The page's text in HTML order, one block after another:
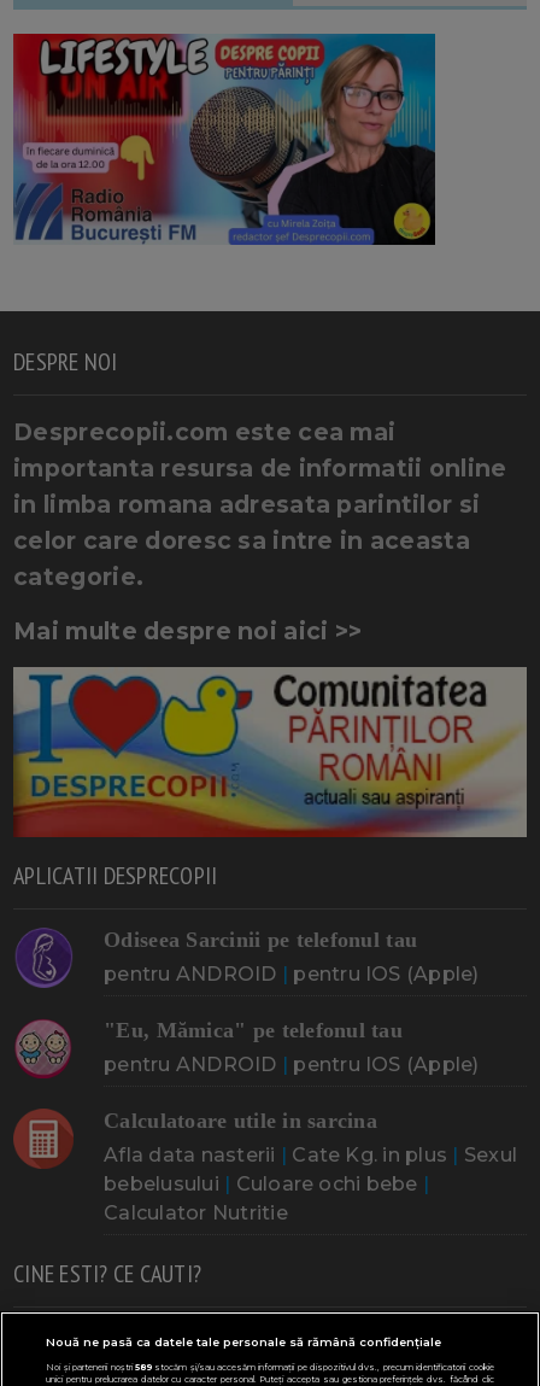
DESPRE NOI
Desprecopii.com este cea mai
importanta resursa de informatii online
in limba romana adresata parintilor si
celor care doresc sa intre in aceasta
categorie.
Mai multe despre noi aici >>
APLICATII DESPRECOPII
Odiseea Sarcinii pe telefonul tau
pentru ANDROID | pentru IOS (Apple)
"Eu, Mămica" pe telefonul tau
pentru ANDROID | pentru IOS (Apple)
Calculatoare utile in sarcina
Afla data nasterii | Cate Kg. in plus | Sexul
bebelusului | Culoare ochi bebe |
Calculator Nutritie
CINE ESTI? CE CAUTI?
Doresc un copil Adoptia Probleme cu sarcina
Urmeaza sa nasc Probleme alaptare Bebe plange
Nouă ne pasă ca datele tale personale să rămână confidențiale
Noi și partenerii noștri589stocăm și/sau accesăm informații pe dispozitivul dvs., precum identificatorii cookie
unici pentru prelucrarea datelor cu caracter personal. Puteți accepta sau gestiona preferințele dvs. făcând clic